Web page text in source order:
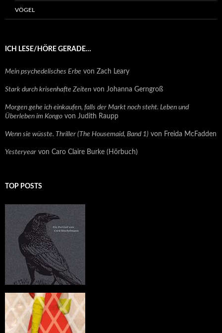
VÖGEL
ICH LESE/HÖRE GERADE…
Mein psychedelisches Erbe von Zach Leary
Stark durch krisenhafte Zeiten von Johanna Gerngroß
Morgen gehe ich einkaufen, falls der Markt noch steht. Leben und
Überleben im Kongo von Judith Raupp
Wenn sie wüsste. Thriller (The Housemaid, Band 1) von Freida McFadden
Yesteryear von Caro Claire Burke (Hörbuch)
TOP POSTS